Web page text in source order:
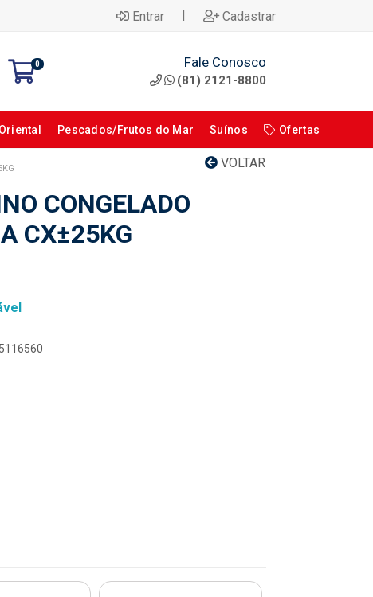
Entrar | Cadastrar
0 Fale Conosco
(81) 2121-8800
Oriental Pescados/Frutos do Mar Suínos Ofertas
VOLTAR
CONGELADO
CX±25KG